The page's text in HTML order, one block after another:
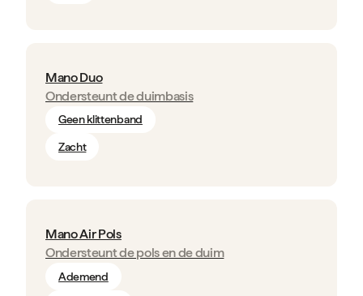
Mano Duo
Ondersteunt de duimbasis
Geen klittenband
Zacht
Mano Air Pols
Ondersteunt de pols en de duim
Ademend